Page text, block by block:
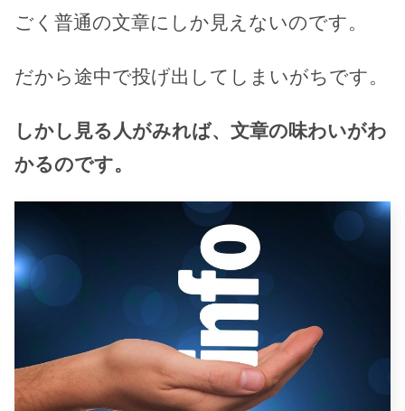
ごく普通の文章にしか見えないのです。
だから途中で投げ出してしまいがちです。
しかし見る人がみれば、文章の味わいがわ
かるのです。